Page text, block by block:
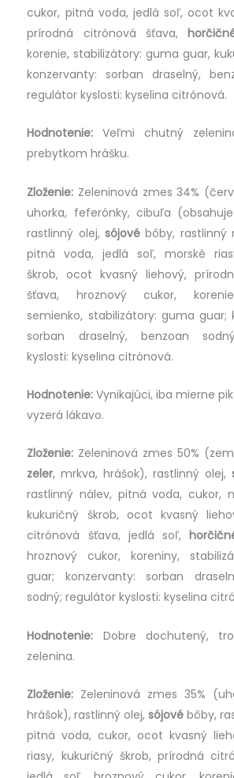
cukor, pitná voda, jedlá soľ, ocot
prírodná citrónová šťava,
korenie, stabilizátory: guma guar,
konzervanty: sorban draselný,
regulátor kyslosti: kyselina citrónová.
Hodnotenie:Veľmi chutný
prebytkom hrášku.
Zloženie: Zeleninová zmes 34%
uhorka, feferónky, cibuľa
rastlinný olej,sójovébôby, rastlinný
pitná voda, jedlá soľ, morské
škrob, ocot kvasný liehový,
šťava, hroznový cukor,
semienko, stabilizátory: guma guar;
sorban draselný, benzoan
kyslosti: kyselina citrónová.
Hodnotenie:Vynikajúci, iba mierne
vyzerá lákavo.
Zloženie: Zeleninová zmes 50%
zeler, mrkva, hrášok), rastlinný olej,
rastlinný nálev, pitná voda, cukor,
kukuričný škrob, ocot kvasný
citrónová šťava, jedlá soľ,
hroznový cukor, koreniny,
guar; konzervanty: sorban
sodný; regulátor kyslosti: kyselina
Hodnotenie: Dobre dochutený,
zelenina.
Zloženie: Zeleninová zmes 35%
hrášok), rastlinný olej,sójovébôby,
pitná voda, cukor, ocot kvasný
riasy, kukuričný škrob, prírodná